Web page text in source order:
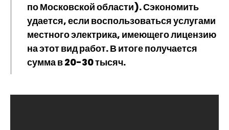
по Московской области). Сэкономить
удается, если воспользоваться услугами
местного электрика, имеющего лицензию
на этот вид работ. В итоге получается
сумма в 20-30 тысяч.